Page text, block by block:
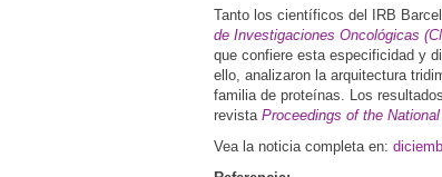
Tanto los científicos del IRB
de Investigaciones Oncológicas
que confiere esta especificidad y
ello, analizaron la arquitectura
familia de proteínas. Los
revista Proceedings of the
Vea la noticia completa en: